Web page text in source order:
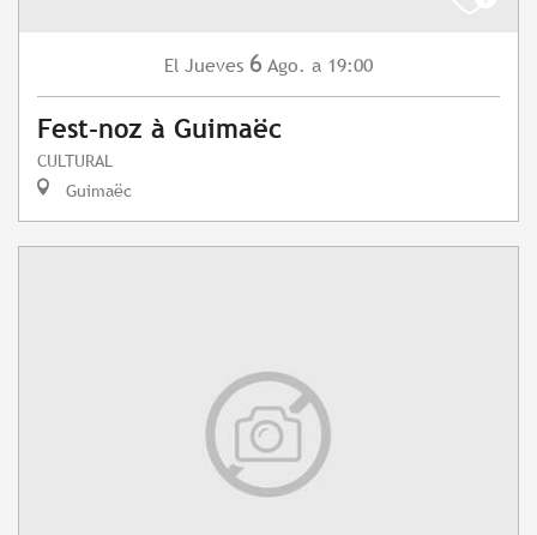
El Jueves 6 Ago. a 19:00
Fest-noz à Guimaëc
CULTURAL
Guimaëc